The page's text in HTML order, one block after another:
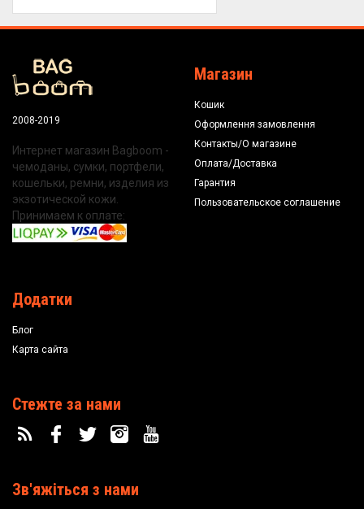
2008-2019
Интернет магазин Bagboom -
чемоданы, сумки, портфели,
кошельки, ремни, изделия из
экзотической кожи.
Принимаем к оплате:
Магазин
Кошик
Оформлення замовлення
Контакты/О магазине
Оплата/Доставка
Гарантия
Пользовательское соглашение
Додатки
Блог
Карта сайта
Стежте за нами
Зв'яжіться з нами